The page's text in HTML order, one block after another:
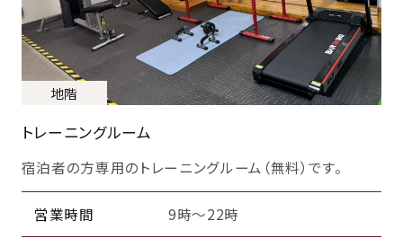
トレーニングルーム
宿泊者の方専用のトレーニングルーム（無料）です。
営業時間 9時～22時
地階